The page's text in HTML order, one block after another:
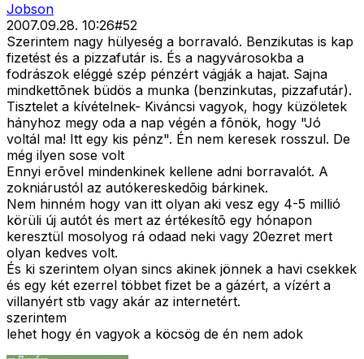
Jobson
2007.09.28. 10:26#52
Szerintem nagy hülyeség a borravaló. Benzikutas is kap
fizetést és a pizzafutár is. És a nagyvárosokba a
fodrászok eléggé szép pénzért vágják a hajat. Sajna
mindkettõnek büdös a munka (benzinkutas, pizzafutár).
Tisztelet a kívételnek- Kiváncsi vagyok, hogy küzöletek
hányhoz megy oda a nap végén a fõnök, hogy "Jó
voltál ma! Itt egy kis pénz". Én nem keresek rosszul. De
még ilyen sose volt
Ennyi erõvel mindenkinek kellene adni borravalót. A
zokniárustól az autókereskedõig bárkinek.
Nem hinném hogy van itt olyan aki vesz egy 4-5 millió
körüli új autót és mert az értékesítõ egy hónapon
keresztül mosolyog rá odaad neki vagy 20ezret mert
olyan kedves volt.
És ki szerintem olyan sincs akinek jönnek a havi csekkek
és egy két ezerrel többet fizet be a gázért, a vízért a
villanyért stb vagy akár az internetért.
szerintem
lehet hogy én vagyok a köcsög de én nem adok